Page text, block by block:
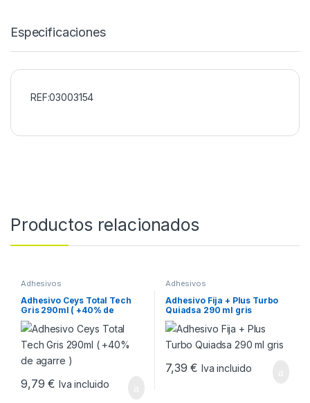
Especificaciones
REF:03003154
Productos relacionados
Adhesivos
Adhesivo Ceys Total Tech
Gris 290ml ( +40% de
agarre )
9,79€ Iva incluido
Adhesivos
Adhesivo Fija + Plus Turbo
Quiadsa 290 ml gris
7,39€ Iva incluido